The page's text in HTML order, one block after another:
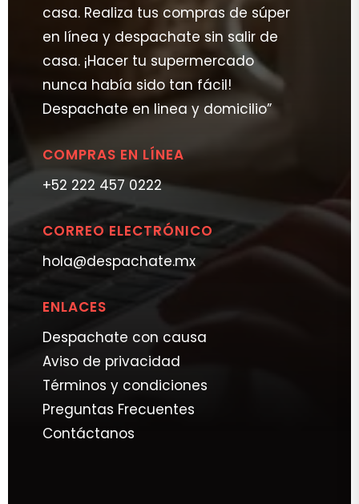
casa. Realiza tus compras de súper
en línea y despachate sin salir de
casa. ¡Hacer tu supermercado
nunca había sido tan fácil!
Despachate en linea y domicilio”
COMPRAS EN LÍNEA
+52 222 457 0222
CORREO ELECTRÓNICO
hola@despachate.mx
ENLACES
Despachate con causa
Aviso de privacidad
Términos y condiciones
Preguntas Frecuentes
Contáctanos